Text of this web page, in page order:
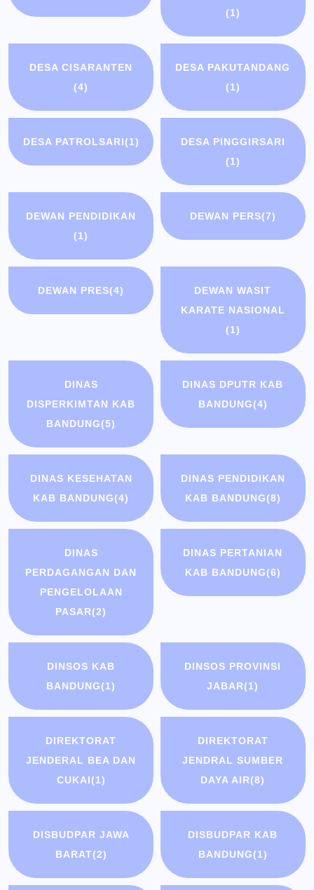
(1)
DESA CISARANTEN
(4)
DESA PAKUTANDANG
(1)
DESA PATROLSARI(1)
DESA PINGGIRSARI
(1)
DEWAN PENDIDIKAN
(1)
DEWAN PERS(7)
DEWAN PRES(4)
DEWAN WASIT
KARATE NASIONAL
(1)
DINAS
DISPERKIMTAN KAB
BANDUNG(5)
DINAS DPUTR KAB
BANDUNG(4)
DINAS KESEHATAN
KAB BANDUNG(4)
DINAS PENDIDIKAN
KAB BANDUNG(8)
DINAS
PERDAGANGAN DAN
PENGELOLAAN
PASAR(2)
DINAS PERTANIAN
KAB BANDUNG(6)
DINSOS KAB
BANDUNG(1)
DINSOS PROVINSI
JABAR(1)
DIREKTORAT
JENDERAL BEA DAN
CUKAI(1)
DIREKTORAT
JENDRAL SUMBER
DAYA AIR(8)
DISBUDPAR JAWA
BARAT(2)
DISBUDPAR KAB
BANDUNG(1)